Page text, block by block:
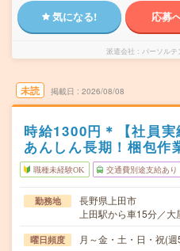
気になる! 応募
派遣会社 パーソルテ
未読 掲載日 2026/08/08
時給1300円＊【社員実
あんしん長期！梱包作
職種未経験OK 交通費別途支給あり
勤務地
長野県上田市
上田駅から車15分／
曜日頻度 月～金・土・日・祝(